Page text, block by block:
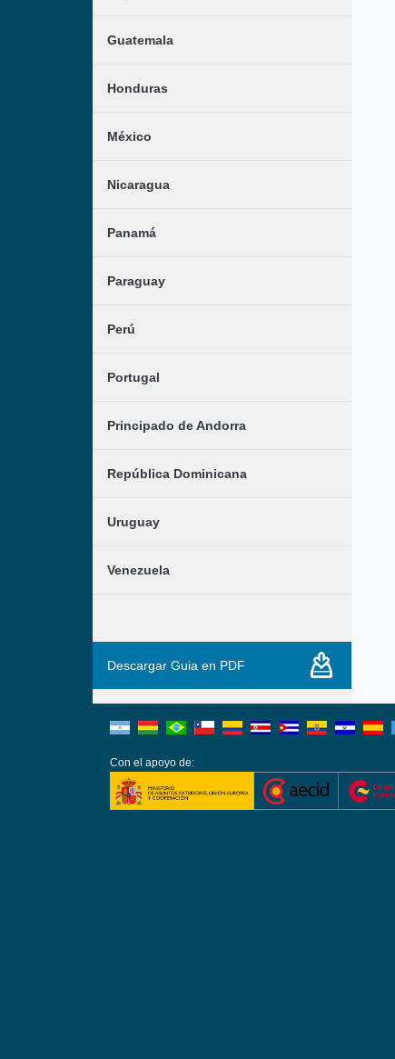
Guatemala
Honduras
México
Nicaragua
Panamá
Paraguay
Perú
Portugal
Principado de Andorra
República Dominicana
Uruguay
Venezuela
Descargar Guia en PDF
Con el apoyo de: